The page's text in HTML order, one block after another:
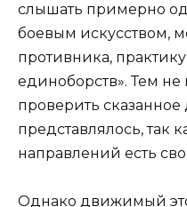
слышать примерно
боевым искусством,
противника,
единоборств». Тем
проверить
представлялось, так
направлений есть
Однако движимый